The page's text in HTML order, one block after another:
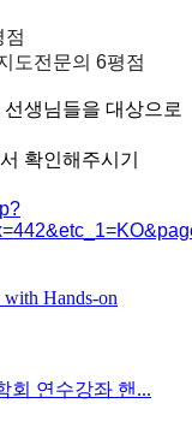
점
도전문의 6평점
생님들을 대상으로
확인해주시기
Hands-on
회 연수강좌 핸...